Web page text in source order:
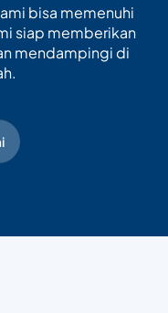
bisa memenuhi
siap memberikan
mendampingi di